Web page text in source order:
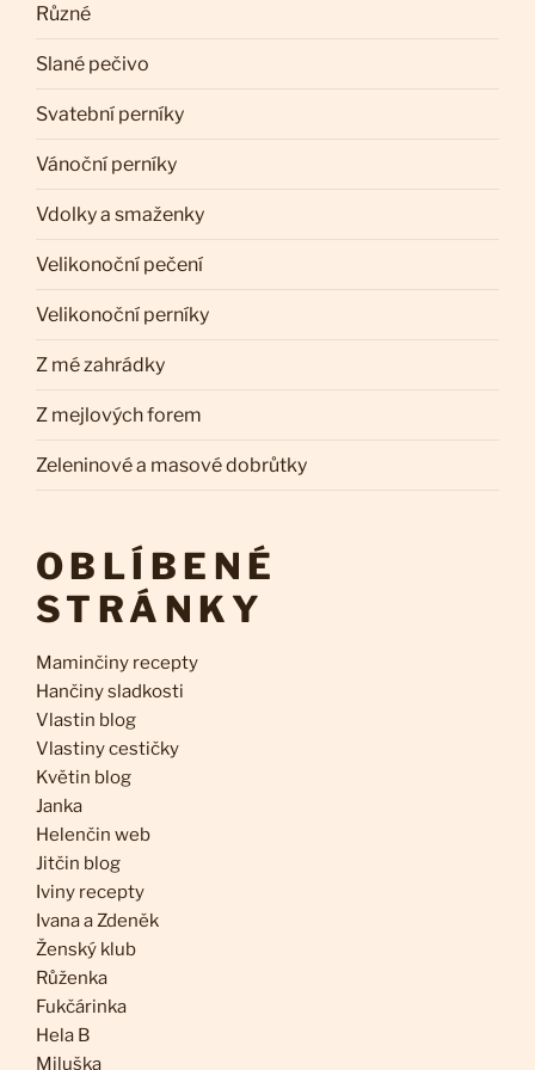
Různé
Slané pečivo
Svatební perníky
Vánoční perníky
Vdolky a smaženky
Velikonoční pečení
Velikonoční perníky
Z mé zahrádky
Z mejlových forem
Zeleninové a masové dobrůtky
OBLÍBENÉ
STRÁNKY
Maminčiny recepty
Hančiny sladkosti
Vlastin blog
Vlastiny cestičky
Květin blog
Janka
Helenčin web
Jitčin blog
Iviny recepty
Ivana a Zdeněk
Ženský klub
Růženka
Fukčárinka
Hela B
Miluška